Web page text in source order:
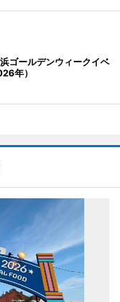
ゴールデンウィークイベ
年）